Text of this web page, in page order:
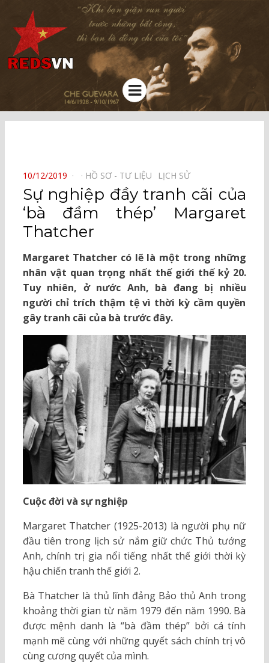
Kênh chia sẻ tri thức cộng đồng
Menu
POSTED
ON
10/12/2019 HỒ SƠ - TƯ LIỆU⠀ LỊCH SỬ⠀
Sự nghiệp đầy tranh cãi của
‘bà đầm thép’ Margaret
Thatcher
Margaret Thatcher có lẽ là một trong những
nhân vật quan trọng nhất thế giới thế kỷ 20.
Tuy nhiên, ở nước Anh, bà đang bị nhiều
người chỉ trích thậm tệ vì thời kỳ cầm quyền
gây tranh cãi của bà trước đây.
Cuộc đời và sự nghiệp
Margaret Thatcher (1925-2013) là người phụ nữ
đầu tiên trong lịch sử nắm giữ chức Thủ tướng
Anh, chính trị gia nổi tiếng nhất thế giới thời kỳ
hậu chiến tranh thế giới 2.
Bà Thatcher là thủ lĩnh đảng Bảo thủ Anh trong
khoảng thời gian từ năm 1979 đến năm 1990. Bà
được mệnh danh là “bà đầm thép” bởi cá tính
mạnh mẽ cùng với những quyết sách chính trị vô
cùng cương quyết của mình.